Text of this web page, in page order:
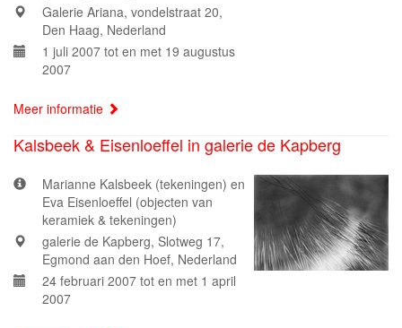
Galerie Ariana, vondelstraat 20,
Den Haag, Nederland
1 juli 2007 tot en met 19 augustus
2007
Meer informatie
Kalsbeek & Eisenloeffel in galerie de Kapberg
Marianne Kalsbeek (tekeningen) en
Eva Eisenloeffel (objecten van
keramiek & tekeningen)
galerie de Kapberg, Slotweg 17,
Egmond aan den Hoef, Nederland
24 februari 2007 tot en met 1 april
2007